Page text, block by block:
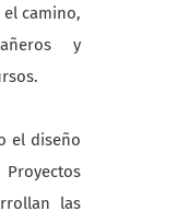
camino,
y
el diseño
las